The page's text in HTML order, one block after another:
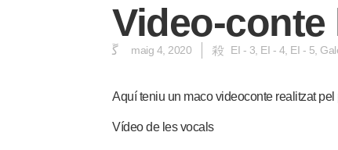
Video-conte
maig 4, 2020 EI - 3, EI - 4, EI - 5,
Aquí teniu un maco videoconte realitzat
Vídeo de les vocals